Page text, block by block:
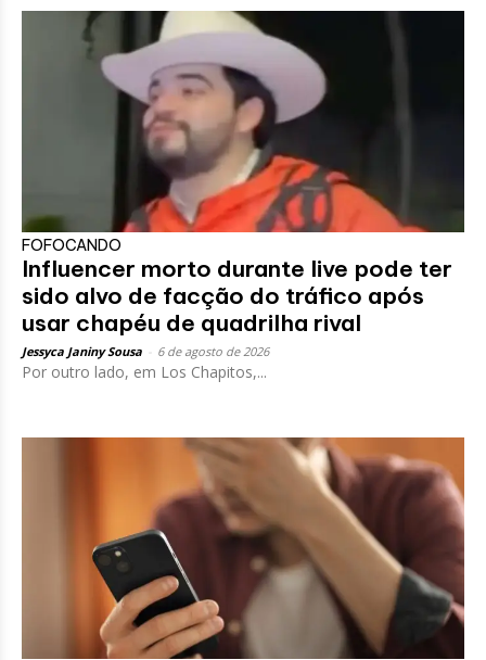
FOFOCANDO
Influencer morto durante live pode ter
sido alvo de facção do tráfico após
usar chapéu de quadrilha rival
Jessyca Janiny Sousa 6 de agosto de 2026
Por outro lado, em Los Chapitos,...